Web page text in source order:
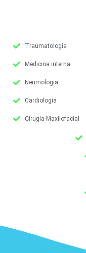
Traumatología
Medicina interna
Neumologia
Cardiologia
Cirugía Maxilofacial